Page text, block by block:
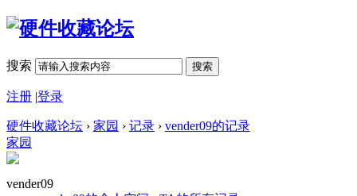
搜索 搜索
注册 |登录
硬件收藏论坛 › 家园 › 记录 › vender09的记录
家园
vender09